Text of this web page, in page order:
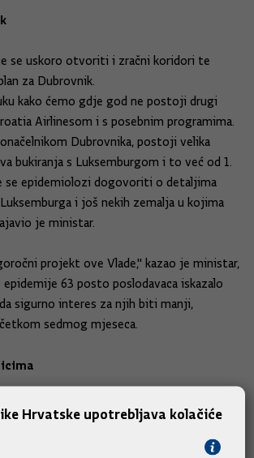
se uskoro otvoriti i zračni koridori te
za Dubrovnik.
kako ćemo gdje god ne postoji drugi
Airlinesom i s posebnim programima.
Dubrovnika, postoji velika
bukiranja s Luksemburgom i to već od 1.
se epidemiolozi dogovoriti o detaljima
i još nekih zemalja u kojima
je ministar.
projekt ove Vlade," kazao je ministar,
63 posto poslodavaca iskazalo
sigurno interes za njih biti manji,
sedmog mjeseca.
povremenih prijevoznika te rekao kako
15 leasing kuća da prijevoznicima izađu u
riješiti pitanje moratorija u godinu dana.
Hrvatske upotrebljava kolačiće